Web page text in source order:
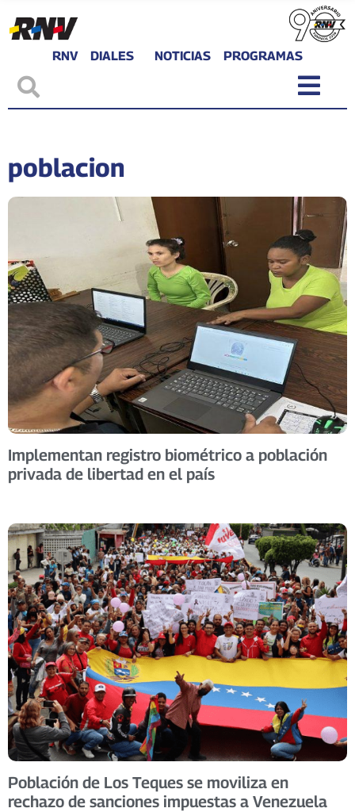
RNV DIALES NOTICIAS PROGRAMAS
poblacion
Implementan registro biométrico a población
privada de libertad en el país
Población de Los Teques se moviliza en
rechazo de sanciones impuestas a Venezuela